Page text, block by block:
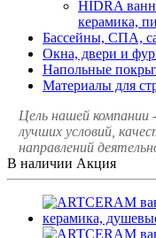
HIDRA
керамика,
Бассейны, СПА,
Окна, двери и
Напольные
Материалы для
Цель нашей
лучших условий,
направлений
В наличии Акция